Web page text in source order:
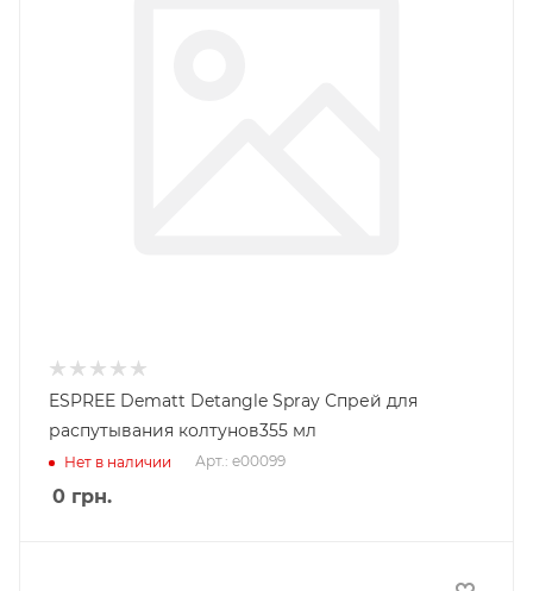
ESPREE Dematt Detangle Spray Спрей для
распутывания колтунов355 мл
Нет в наличии Арт.: e00099
0 грн.